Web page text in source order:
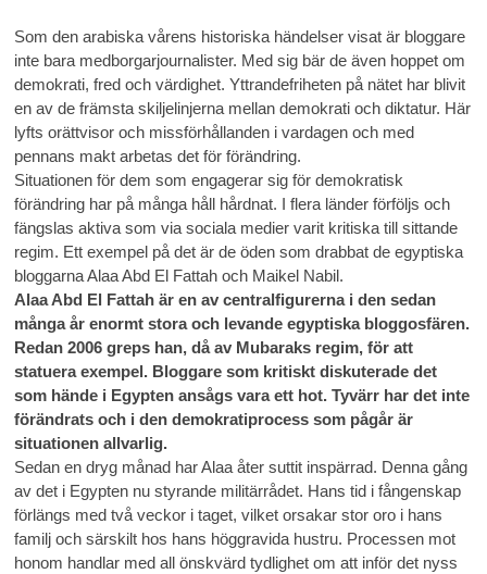
Som den arabiska vårens historiska händelser visat är bloggare
inte bara medborgarjournalister. Med sig bär de även hoppet om
demokrati, fred och värdighet. Yttrandefriheten på nätet har blivit
en av de främsta skiljelinjerna mellan demokrati och diktatur. Här
lyfts orättvisor och missförhållanden i vardagen och med
pennans makt arbetas det för förändring.
Situationen för dem som engagerar sig för demokratisk
förändring har på många håll hårdnat. I flera länder förföljs och
fängslas aktiva som via sociala medier varit kritiska till sittande
regim. Ett exempel på det är de öden som drabbat de egyptiska
bloggarna Alaa Abd El Fattah och Maikel Nabil.
Alaa Abd El Fattah är en av centralfigurerna i den sedan
många år enormt stora och levande egyptiska bloggosfären.
Redan 2006 greps han, då av Mubaraks regim, för att
statuera exempel. Bloggare som kritiskt diskuterade det
som hände i Egypten ansågs vara ett hot. Tyvärr har det inte
förändrats och i den demokratiprocess som pågår är
situationen allvarlig.
Sedan en dryg månad har Alaa åter suttit inspärrad. Denna gång
av det i Egypten nu styrande militärrådet. Hans tid i fångenskap
förlängs med två veckor i taget, vilket orsakar stor oro i hans
familj och särskilt hos hans höggravida hustru. Processen mot
honom handlar med all önskvärd tydlighet om att inför det nyss